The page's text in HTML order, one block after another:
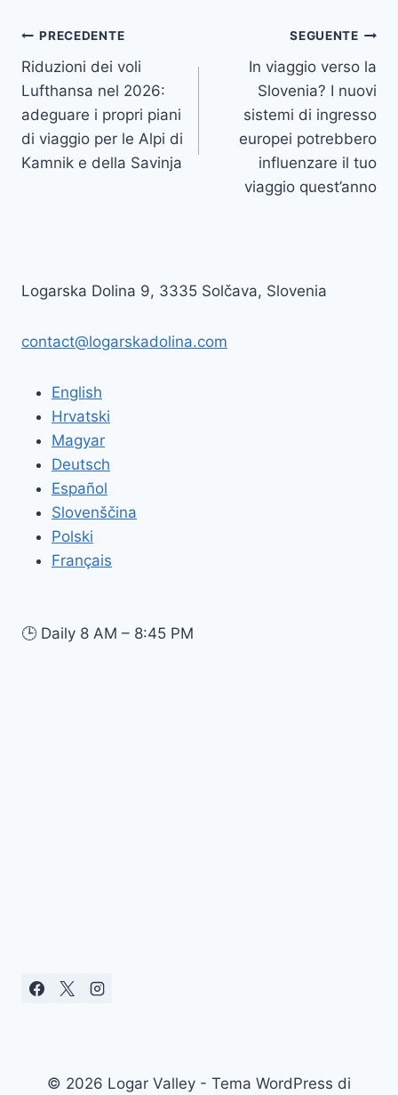
Navigazione
articoli
PRECEDENTE
Riduzioni dei voli
Lufthansa nel 2026:
adeguare i propri piani
di viaggio per le Alpi di
Kamnik e della Savinja
SEGUENTE
In viaggio verso la
Slovenia? I nuovi
sistemi di ingresso
europei potrebbero
influenzare il tuo
viaggio quest’anno
Logarska Dolina 9, 3335 Solčava, Slovenia
contact@logarskadolina.com
English
Hrvatski
Magyar
Deutsch
Español
Slovenščina
Polski
Français
🕒 Daily 8 AM – 8:45 PM
© 2026 Logar Valley - Tema WordPress di